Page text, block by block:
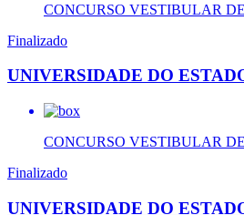
CONCURSO VESTIBULAR
Finalizado
UNIVERSIDADE DO
CONCURSO VESTIBULAR
Finalizado
UNIVERSIDADE DO